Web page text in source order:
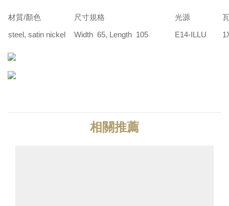
材質/顏色 尺寸規格 光源
steel, satin nickel
Width 65, Length 105 E14-ILLU
相關推薦